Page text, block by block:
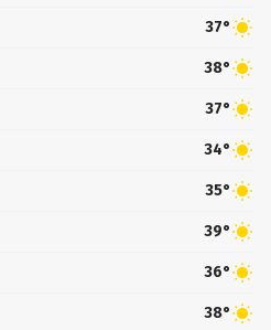
37°
38°
37°
34°
35°
39°
36°
38°